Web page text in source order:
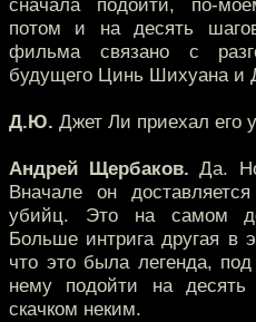
сначала подойти, по-
потом и на десять
фильма связано с
будущего Цинь Шихуана и
Д.Ю. Джет Ли приехал его
Андрей Щербаков. Да.
Вначале он
убийц. Это на самом
Больше интрига другая в
что это была легенда,
нему подойти на
скачком неким.